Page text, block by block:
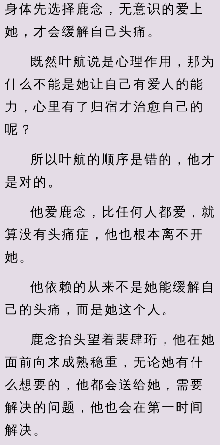
身体先选择鹿念，无意识的爱上
她，才会缓解自己头痛。
既然叶航说是心理作用，那为
什么不能是她让自己有爱人的能
力，心里有了归宿才治愈自己的
呢？
所以叶航的顺序是错的，他才
是对的。
他爱鹿念，比任何人都爱，就
算没有头痛症，他也根本离不开
她。
他依赖的从来不是她能缓解自
己的头痛，而是她这个人。
鹿念抬头望着裴肆珩，他在她
面前向来成熟稳重，无论她有什
么想要的，他都会送给她，需要
解决的问题，他也会在第一时间
解决。